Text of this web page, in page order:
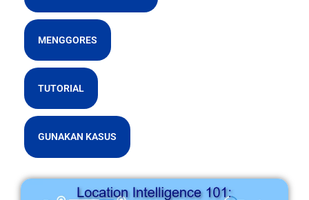
MENGGORES
TUTORIAL
GUNAKAN KASUS